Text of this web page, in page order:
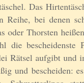
Das
Reihe, bei denen
oder Thorsten
die bescheidenste
Rätsel aufgibt und
und bescheiden: